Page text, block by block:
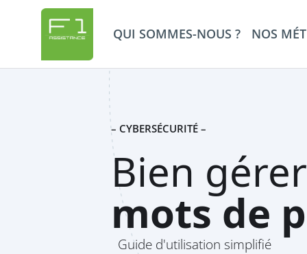
QUI SOMMES-NOUS ? NOS
– CYBERSÉCURITÉ –
Bien
mots de
Guide d'utilisation simplifié